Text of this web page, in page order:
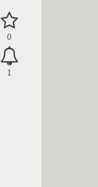
0
1